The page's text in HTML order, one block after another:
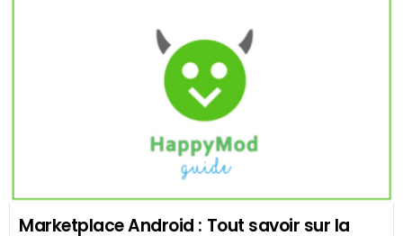
Marketplace Android : Tout savoir sur la